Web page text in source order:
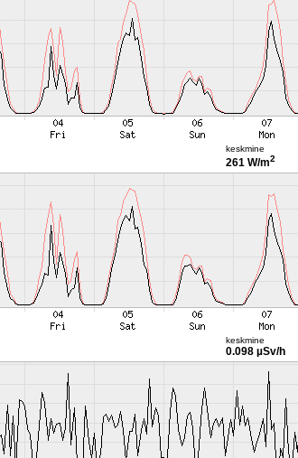
keskmine
261 W/m2
keskmine
0.098 µSv/h